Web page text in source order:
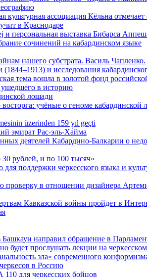
культурная ассоциация Кёльна отмечает
в Краснодаре
и персональная выставка Бибарса
сочинений на кабардинском языке
нашего субстрата. Василь Чапленко.
и исследования
тема вошла в золотой фонд
в историю
лошади
учёные о геноме кабардинской
üzerinden 159 yıl geçti
эмират Рас-эль-Ха́йма
деятелей Кабардино-Балкарии о
рублей, и по 100 тысяч»
поддержки черкесского языка и
проверку в отношении дизайнера
Кавказской войны пройдет в
Башкауи направил обращение в
будет прослушать лекции на
зла» современного
в Россию
для черкесских бойцов